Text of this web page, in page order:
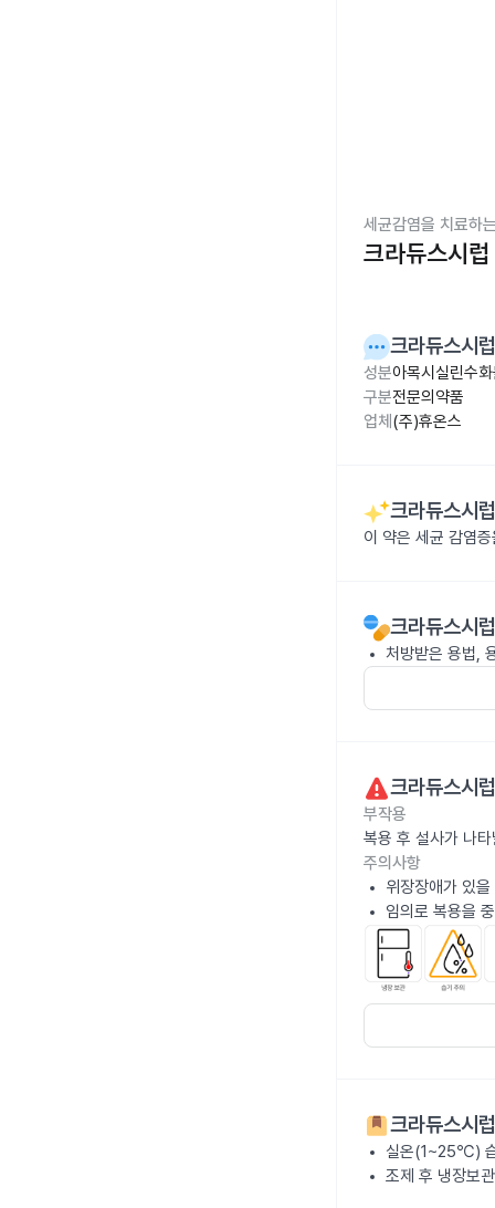
세균감염을 치료하
크라듀스시
크라듀스시
성분아목시실린수
구분전문의약품
업체 (주)휴온스
크라듀스시
이 약은 세균 감염
크라듀스시
처방받은 용법,
크라듀스시
부작용
복용 후 설사가 나
주의사항
위장장애가 있
임의로 복용을
크라듀스시
실온(1~25℃)
조제 후 냉장보